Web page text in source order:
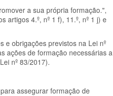
a sua própria formação.",
4.º, nº 1 f), 11.º, nº 1 j) e
e obrigações previstos na Lei nº
ações de formação necessárias a
nº 83/2017).
assegurar formação de